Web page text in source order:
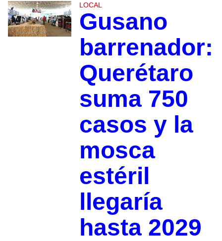
LOCAL
Gusano
barrenador:
Querétaro
suma 750
casos y la
mosca
estéril
llegaría
hasta 2029